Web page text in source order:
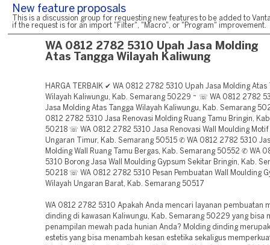
New feature proposals
This is a discussion group for requesting new features to be added to
if the request is for an import "Filter", "Macro", or "Program" improvement.
WA 0812 2782 5310 Upah Jasa Molding
Atas Tangga Wilayah Kaliwung
HARGA TERBAIK ✔ WA 0812 2782 5310 Upah Jasa Molding Atas
Wilayah Kaliwungu, Kab. Semarang 50229 ~ ☏ WA 0812 2782
Jasa Molding Atas Tangga Wilayah Kaliwungu, Kab. Semarang
0812 2782 5310 Jasa Renovasi Molding Ruang Tamu Bringin,
50218 ☏ WA 0812 2782 5310 Jasa Renovasi Wall Moulding Motif
Ungaran Timur, Kab. Semarang 50515 ✆ WA 0812 2782 5310
Molding Wall Ruang Tamu Bergas, Kab. Semarang 50552 ✆ WA
5310 Borong Jasa Wall Moulding Gypsum Sekitar Bringin, Kab.
50218 ☏ WA 0812 2782 5310 Pesan Pembuatan Wall Moulding
Wilayah Ungaran Barat, Kab. Semarang 50517
WA 0812 2782 5310 Apakah Anda mencari layanan pembuatan
dinding di kawasan Kaliwungu, Kab. Semarang 50229 yang bisa
penampilan mewah pada hunian Anda? Molding dinding
estetis yang bisa menambah kesan estetika sekaligus